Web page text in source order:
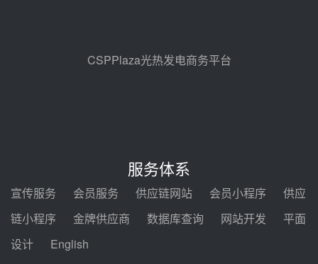
包项目熔盐介质超声波流量计采购
08-05 17:09
电机组灵活性改造项目三元液态盐
采购合同
迪尔化工预中标华能西安热工院
2026-2029年熔盐介质框架协议
CSPPlaza光热发电商务平台
服务体系
宣传服务 会员服务 供应链网站 会员小程序
供应
链小程序
金牌供应商 数据库查询 网站开发
平面
设计
English